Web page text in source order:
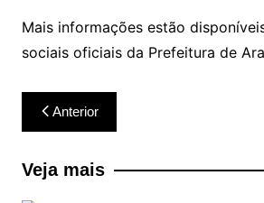
Mais informações estão
sociais oficiais da Prefeitura de
Navegação
de
Post
Anterior
Veja mais